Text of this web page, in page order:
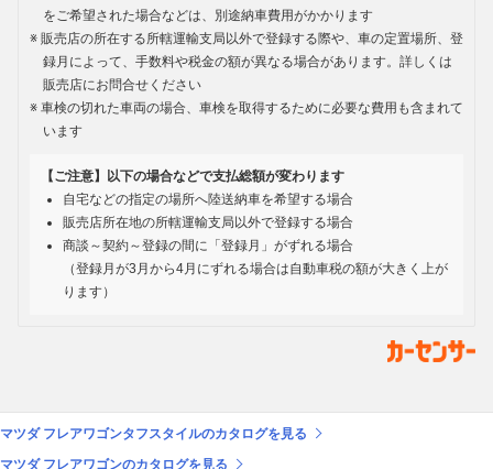
をご希望された場合などは、別途納車費用がかかります
販売店の所在する所轄運輸支局以外で登録する際や、車の定置場所、登
録月によって、手数料や税金の額が異なる場合があります。詳しくは
販売店にお問合せください
車検の切れた車両の場合、車検を取得するために必要な費用も含まれて
います
【ご注意】以下の場合などで支払総額が変わります
自宅などの指定の場所へ陸送納車を希望する場合
販売店所在地の所轄運輸支局以外で登録する場合
商談～契約～登録の間に「登録月」がずれる場合
（登録月が3月から4月にずれる場合は自動車税の額が大きく上が
ります）
マツダ フレアワゴンタフスタイルのカタログを見る
マツダ フレアワゴンのカタログを見る